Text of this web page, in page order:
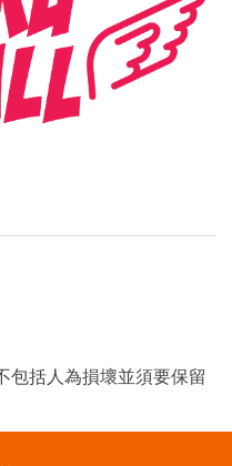
包括人為損壞並須要保留